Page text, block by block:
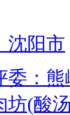
沈阳市
委：熊
坊(酸